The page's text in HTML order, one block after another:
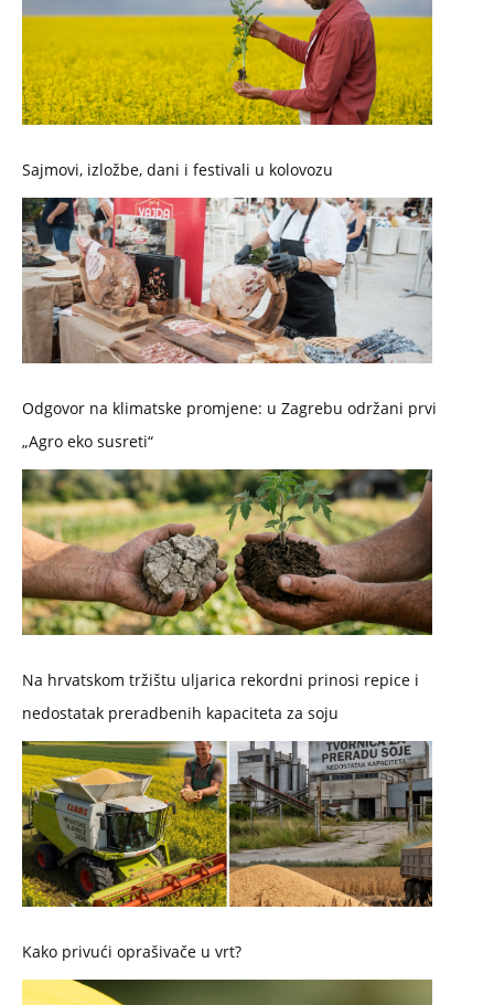
Sajmovi, izložbe, dani i festivali u kolovozu
Odgovor na klimatske promjene: u Zagrebu održani prvi
„Agro eko susreti“
Na hrvatskom tržištu uljarica rekordni prinosi repice i
nedostatak preradbenih kapaciteta za soju
Kako privući oprašivače u vrt?